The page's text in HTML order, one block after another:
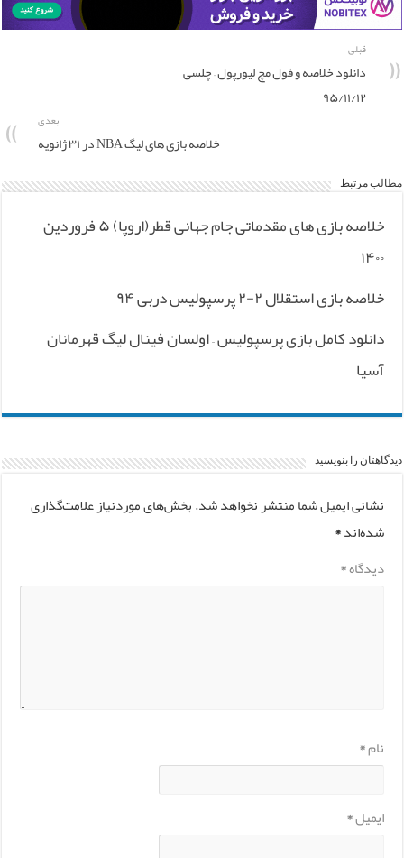
قبلی
دانلود خلاصه و فول مچ لیورپول – چلسی
۹۵/۱۱/۱۲
بعدی
خلاصه بازی های لیگ NBA در ۳۱ ژانویه
مطالب مرتبط
خلاصه بازی های مقدماتی جام جهانی قطر(اروپا) ۵ فروردین
۱۴۰۰
خلاصه بازی استقلال ۲-۲ پرسپولیس دربی ۹۴
دانلود کامل بازی پرسپولیس – اولسان فینال لیگ قهرمانان
آسیا
دیدگاهتان را بنویسید
نشانی ایمیل شما منتشر نخواهد شد.بخش‌های موردنیاز علامت‌گذاری
شده‌اند*
دیدگاه*
نام*
ایمیل*